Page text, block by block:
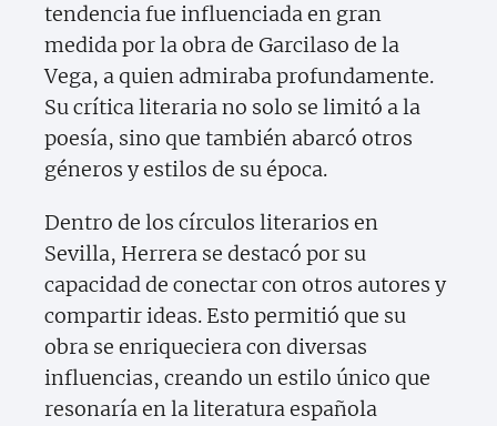
tendencia fue influenciada en gran
medida por la obra de Garcilaso de la
Vega, a quien admiraba profundamente.
Su crítica literaria no solo se limitó a la
poesía, sino que también abarcó otros
géneros y estilos de su época.
Dentro de los círculos literarios en
Sevilla, Herrera se destacó por su
capacidad de conectar con otros autores y
compartir ideas. Esto permitió que su
obra se enriqueciera con diversas
influencias, creando un estilo único que
resonaría en la literatura española